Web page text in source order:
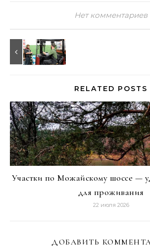
Нет комментариев
RELATED POSTS
Участки по Можайскому шоссе —
для проживания
22 июля 2026
ДОБАВИТЬ